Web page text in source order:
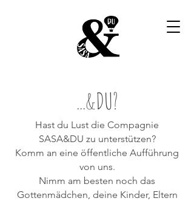
...&DU?
Hast du Lust die Compagnie
SASA&DU zu unterstützen?
Komm an eine öffentliche Aufführung
von uns.
Nimm am besten noch das
Gottenmädchen, deine Kinder, Eltern